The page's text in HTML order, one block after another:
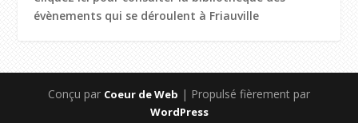
évènements qui se déroulent à Friauville
Conçu par Coeur de Web | Propulsé fièrement par
WordPress